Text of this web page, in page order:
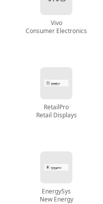
Vivo
Consumer Electronics
RetailPro
Retail Displays
EnergySys
New Energy